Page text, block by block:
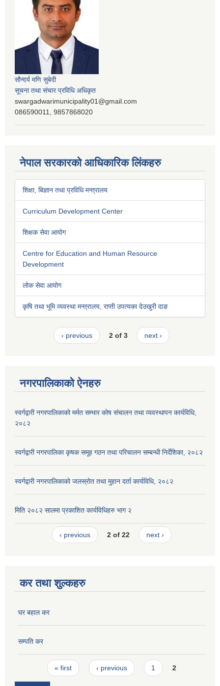
सौन्दर्य मणि सुबेदी
सूचना तथा संचार प्रविधि अधिकृत
swargadwarimunicipality01@gmail.com
086590011, 9857868020
नेपाल सरकारको आधिकारिक लिंकहरु
शिक्षा, बिज्ञान तथा प्रविधि मन्त्रालय
Curriculum Development Center
शिक्षक सेवा आयोग
Centre for Education and Human Resource
Development
लोक सेवा आयोग
कृषि तथा भूमि व्यवस्था मन्त्रालय, राप्ती उपत्यका देउखुरी दाङ
‹ previous 2 of 3 next ›
नगरपालिकाको ऐनहरु
स्वर्गद्वारी नगरपालिकाको मर्मत सम्भार कोष संचालन तथा व्यवस्थापन कार्यविधि,
२०८२
स्वर्गद्वारी नगरपालिका कृषक समूह गठन तथा परिचालन सम्बन्धी निर्देशिका, २०८२
स्वर्गद्वारी नगरपालिकाको जलस्रोत तथा मुहान दर्ता कार्यविधि, २०८२
मिति २०८२ सालमा प्रकाशित कार्यविधिहरु भाग २
‹ previous 2 of 22 next ›
कर तथा शुल्कहरु
घर बहाल कर
सम्पति कर
Pages« first ‹ previous 1 2